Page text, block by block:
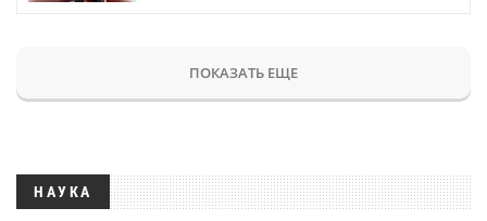
ПОКАЗАТЬ ЕЩЕ
НАУКА